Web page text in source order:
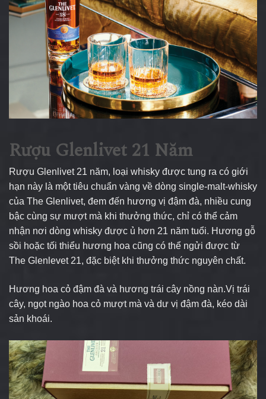
Rượu Glenlivet 21 Năm
Rượu Glenlivet 21 năm, loại whisky được tung ra có giới
hạn này là một tiêu chuẩn vàng về dòng single-malt-whisky
của The Glenlivet, đem đến hương vị đậm đà, nhiều cung
bậc cùng sự mượt mà khi thưởng thức, chỉ có thể cảm
nhận nơi dòng whisky được ủ hơn 21 năm tuổi. Hương gỗ
sồi hoặc tối thiểu hương hoa cũng có thể ngửi được từ
The Glenlevet 21, đặc biệt khi thưởng thức nguyên chất.
Hương hoa cỏ đậm đà và hương trái cây nồng nàn.Vị trái
cây, ngọt ngào hoa cỏ mượt mà và dư vị đậm đà, kéo dài
sản khoái.